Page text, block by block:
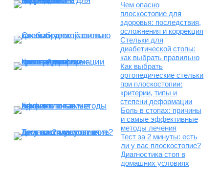
Чем опасно
плоскостопие для
здоровья: последствия,
осложнения и коррекция
Стельки для
диабетической стопы:
как выбрать правильно
Как выбрать
ортопедические стельки
при плоскостопии:
критерии, типы и
степени деформации
Боль в стопах: причины
и самые эффективные
методы лечения
Тест за 2 минуты: есть
ли у вас плоскостопие?
Диагностика стоп в
домашних условиях